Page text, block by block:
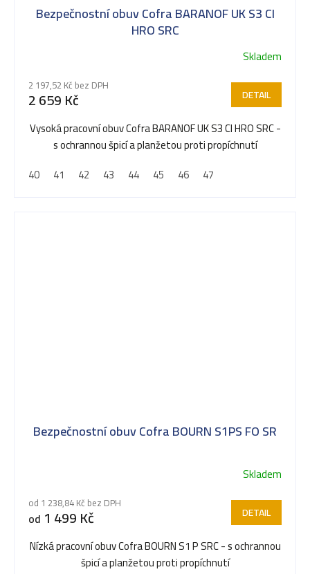
Bezpečnostní obuv Cofra BARANOF UK S3 CI
HRO SRC
hodnocení
produktu
je
5,0
hvězdiček.
Skladem
2 197,52 Kč bez DPH
2 659 Kč DETAIL
Vysoká pracovní obuv Cofra BARANOF UK S3 CI HRO SRC -
s ochrannou špicí a planžetou proti propíchnutí
40
41 42 43 44 45 46 47
Bezpečnostní obuv Cofra BOURN S1PS FO SR
hodnocení
produktu
je
5,0
Skladem
od 1 238,84 Kč bez DPH
od 1 499 Kč DETAIL
Nízká pracovní obuv Cofra BOURN S1 P SRC - s ochrannou
špicí a planžetou proti propíchnutí